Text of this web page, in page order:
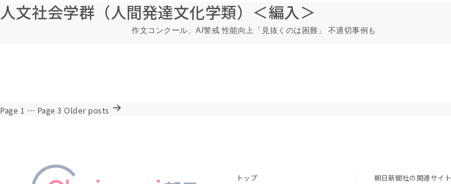
人文社会学群（人間発達文化学類）＜編入＞
作文コンクール、AI警戒 性能向上「見抜くのは困難」 不適切事例も
投
Page 1 … Page 3 Older posts
トップ 朝日新聞社の関連サイト